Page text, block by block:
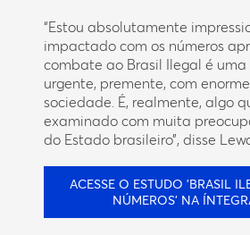
“Estou absolutamente
impactado com os números
combate ao Brasil Ilegal é
urgente, premente, com
sociedade. É, realmente, algo
examinado com muita
do Estado brasileiro”, disse
ACESSE O ESTUDO 'BRASIL
NÚMEROS' NA